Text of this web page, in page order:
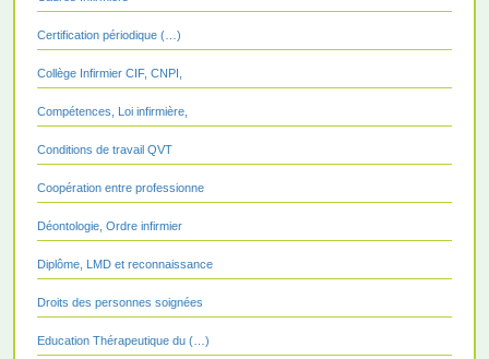
Certification périodique (…)
Collège Infirmier CIF, CNPI,
Compétences, Loi infirmière,
Conditions de travail QVT
Coopération entre professionne
Déontologie, Ordre infirmier
Diplôme, LMD et reconnaissance
Droits des personnes soignées
Education Thérapeutique du (…)